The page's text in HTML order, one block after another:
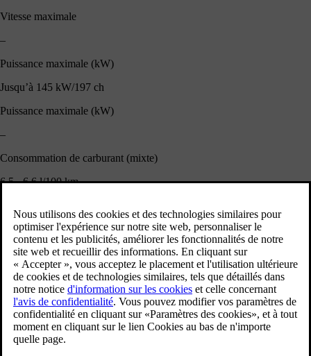
Vitesse maximale
–
Puissance maximale (kW)
Jusqu’à 145 kW/197 ch
Puissance maximale (kW)
–
Consommation de carburant (mixte)
6.5 - 6.6 l/100 km
Capacité du réservoir
54 litres
Capacité du réservoir
Émissions de CO₂ WLTP (mixtes)